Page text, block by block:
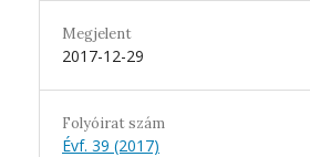
Megjelent
2017-12-29
Folyóirat szám
Évf. 39 (2017)